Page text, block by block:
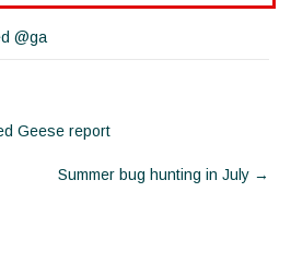
@ga
Geese report
Summer bug hunting in July →